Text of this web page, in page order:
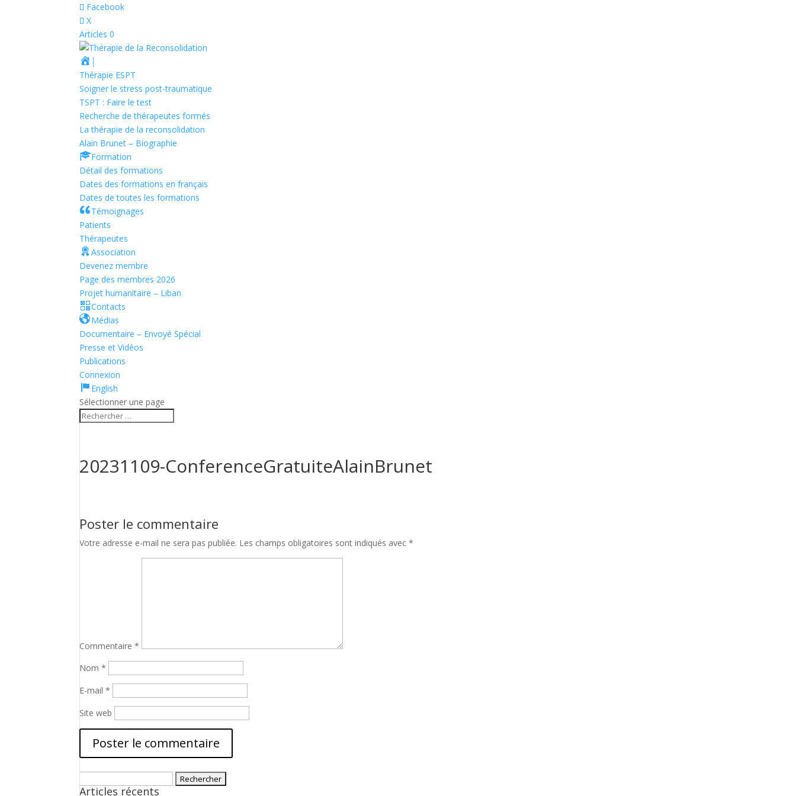
Facebook
X
Articles 0
Thérapie ESPT
Soigner le stress post-traumatique
TSPT : Faire le test
Recherche de thérapeutes formés
La thérapie de la reconsolidation
Alain Brunet – Biographie
Formation
Détail des formations
Dates des formations en français
Dates de toutes les formations
Témoignages
Patients
Thérapeutes
Association
Devenez membre
Page des membres 2026
Projet humanitaire – Liban
Contacts
Médias
Documentaire – Envoyé Spécial
Presse et Vidéos
Publications
Connexion
English
Sélectionner une page
20231109-ConferenceGratuiteAlainBrunet
Poster le commentaire
Votre adresse e-mail ne sera pas publiée. Les champs obligatoires sont indiqués avec*
Commentaire*
Nom*
E-mail*
Site web
Articles récents